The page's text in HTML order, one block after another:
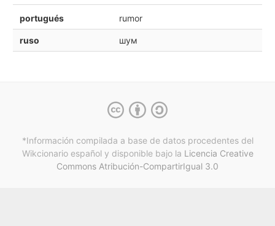
portugués rumor
ruso шум
*Información compilada a base de datos procedentes del
Wikcionario español y disponible bajo la Licencia Creative
Commons Atribución-CompartirIgual 3.0